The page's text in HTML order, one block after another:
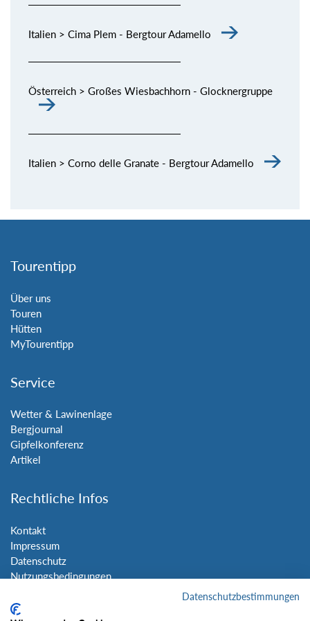
Italien > Cima Plem - Bergtour Adamello
Österreich > Großes Wiesbachhorn - Glocknergruppe
Italien > Corno delle Granate - Bergtour Adamello
Tourentipp
Über uns
Touren
Hütten
MyTourentipp
Service
Wetter & Lawinenlage
Bergjournal
Gipfelkonferenz
Artikel
Rechtliche Infos
Kontakt
Impressum
Datenschutz
Nutzungsbedingungen
Datenschutzbestimmungen